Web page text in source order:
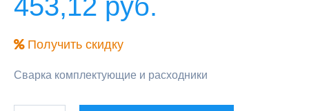
Получить скидку
Сварка комплектующие и расходники